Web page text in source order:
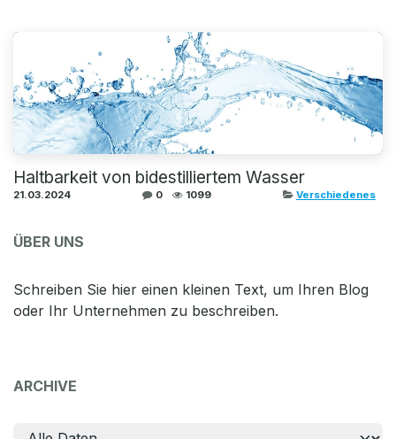
Haltbarkeit von bidestilliertem Wasser
21.03.2024 0 1099 Verschiedenes
ÜBER UNS
Schreiben Sie hier einen kleinen Text, um Ihren Blog
oder Ihr Unternehmen zu beschreiben.
ARCHIVE